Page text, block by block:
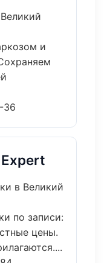
и
36
в Великий
по записи:
цены.